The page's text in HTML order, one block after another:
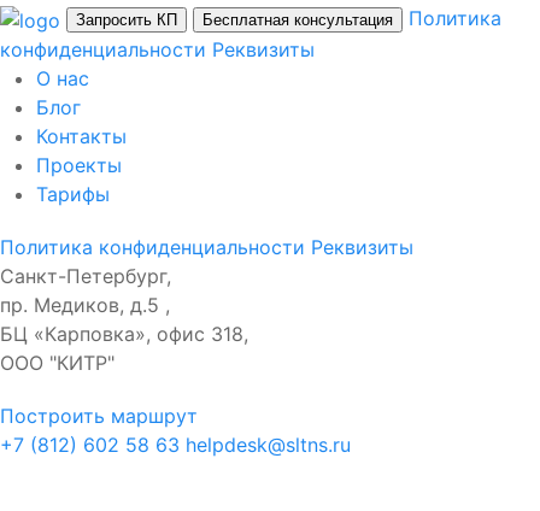
Запросить КП Бесплатная консультация
Политика
конфиденциальности Реквизиты
О нас
Блог
Контакты
Проекты
Тарифы
Политика конфиденциальности Реквизиты
Санкт-Петербург,
пр. Медиков, д.5 ,
БЦ «Карповка», офис 318,
ООО "КИТР"
Построить маршрут
+7 (812) 602 58 63 helpdesk@sltns.ru